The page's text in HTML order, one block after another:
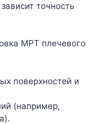
точность
МРТ плечевого
поверхностей и
(например,